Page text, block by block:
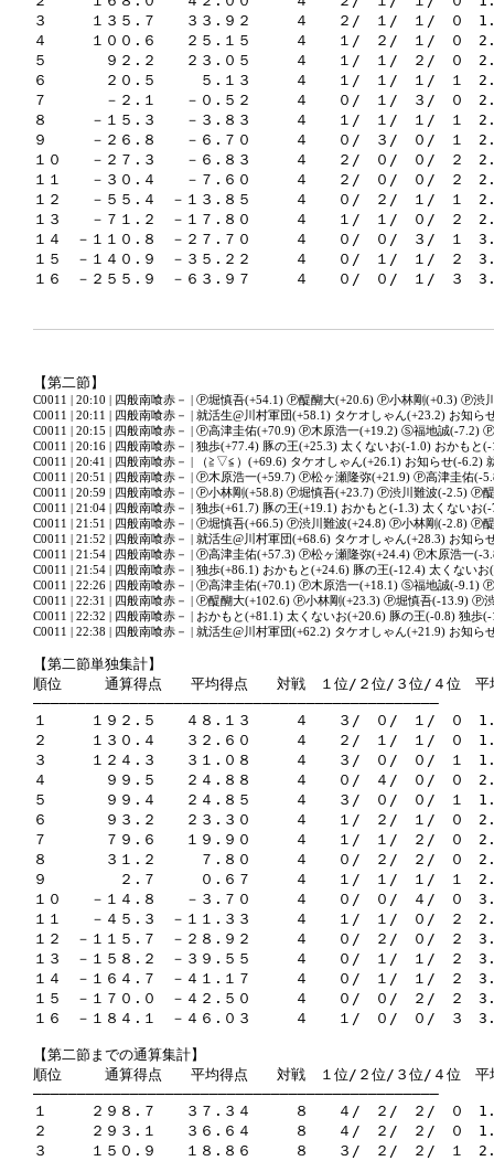
３　　　１３５.７　　３３.９２　　　４　　２/　１/　１/　０　
４　　　１００.６　　２５.１５　　　４　　１/　２/　１/　０　
５　　　　９２.２　　２３.０５　　　４　　１/　１/　２/　０　
６　　　　２０.５　　　５.１３　　　４　　１/　１/　１/　１　
７　　　　－２.１　　－０.５２　　　４　　０/　１/　３/　０　
８　　　－１５.３　　－３.８３　　　４　　１/　１/　１/　１　
９　　　－２６.８　　－６.７０　　　４　　０/　３/　０/　１　
１０　　－２７.３　　－６.８３　　　４　　２/　０/　０/　２　
１１　　－３０.４　　－７.６０　　　４　　２/　０/　０/　２　
１２　　－５５.４　－１３.８５　　　４　　０/　２/　１/　１　
１３　　－７１.２　－１７.８０　　　４　　１/　１/　０/　２　
１４　－１１０.８　－２７.７０　　　４　　０/　０/　３/　１　
１５　－１４０.９　－３５.２２　　　４　　０/　１/　１/　２　
【第二節】
C0011 | 20:10 | 四般南喰赤－ | Ⓟ堀慎吾(+54.1) Ⓟ醍醐大(+20.6) Ⓟ小林剛(+0.3) Ⓟ渋
C0011 | 20:11 | 四般南喰赤－ | 就活生@川村軍団(+58.1) タケオしゃん(+23.2) お知
C0011 | 20:15 | 四般南喰赤－ | Ⓟ高津圭佑(+70.9) Ⓟ木原浩一(+19.2) Ⓢ福地誠(-7.2)
C0011 | 20:16 | 四般南喰赤－ | 独歩(+77.4) 豚の王(+25.3) 太くないお(-1.0) おかもと
C0011 | 20:41 | 四般南喰赤－ | （≧▽≦）(+69.6) タケオしゃん(+26.1) お知らせ(-6.2)
C0011 | 20:51 | 四般南喰赤－ | Ⓟ木原浩一(+59.7) Ⓟ松ヶ瀬隆弥(+21.9) Ⓟ高津圭佑(-
C0011 | 20:59 | 四般南喰赤－ | Ⓟ小林剛(+58.8) Ⓟ堀慎吾(+23.7) Ⓟ渋川難波(-2.5) Ⓟ
C0011 | 21:04 | 四般南喰赤－ | 独歩(+61.7) 豚の王(+19.1) おかもと(-1.3) 太くないお(-
C0011 | 21:51 | 四般南喰赤－ | Ⓟ堀慎吾(+66.5) Ⓟ渋川難波(+24.8) Ⓟ小林剛(-2.8) Ⓟ
C0011 | 21:52 | 四般南喰赤－ | 就活生@川村軍団(+68.6) タケオしゃん(+28.3) お知
C0011 | 21:54 | 四般南喰赤－ | Ⓟ高津圭佑(+57.3) Ⓟ松ヶ瀬隆弥(+24.4) Ⓟ木原浩一(-
C0011 | 21:54 | 四般南喰赤－ | 独歩(+86.1) おかもと(+24.6) 豚の王(-12.4) 太くないお
C0011 | 22:26 | 四般南喰赤－ | Ⓟ高津圭佑(+70.1) Ⓟ木原浩一(+18.1) Ⓢ福地誠(-9.1)
C0011 | 22:31 | 四般南喰赤－ | Ⓟ醍醐大(+102.6) Ⓟ小林剛(+23.3) Ⓟ堀慎吾(-13.9) Ⓟ
C0011 | 22:32 | 四般南喰赤－ | おかもと(+81.1) 太くないお(+20.6) 豚の王(-0.8) 独歩
C0011 | 22:38 | 四般南喰赤－ | 就活生@川村軍団(+62.2) タケオしゃん(+21.9) お知
【第二節単独集計】
順位　　　通算得点　　平均得点　　対戦　１位/２位/３位/４位　平
――――――――――――――――――――――――――――――――――――――――――――――
１　　　１９２.５　　４８.１３　　　４　　３/　０/　１/　０　
２　　　１３０.４　　３２.６０　　　４　　２/　１/　１/　０　
３　　　１２４.３　　３１.０８　　　４　　３/　０/　０/　１　
４　　　　９９.５　　２４.８８　　　４　　０/　４/　０/　０　
５　　　　９９.４　　２４.８５　　　４　　３/　０/　０/　１　
６　　　　９３.２　　２３.３０　　　４　　１/　２/　１/　０　
７　　　　７９.６　　１９.９０　　　４　　１/　１/　２/　０　
８　　　　３１.２　　　７.８０　　　４　　０/　２/　２/　０　
９　　　　　２.７　　　０.６７　　　４　　１/　１/　１/　１　
１０　　－１４.８　　－３.７０　　　４　　０/　０/　４/　０　
１１　　－４５.３　－１１.３３　　　４　　１/　１/　０/　２　
１２　－１１５.７　－２８.９２　　　４　　０/　２/　０/　２　
１３　－１５８.２　－３９.５５　　　４　　０/　１/　１/　２　
１４　－１６４.７　－４１.１７　　　４　　０/　１/　１/　２　
１５　－１７０.０　－４２.５０　　　４　　０/　０/　２/　２　
１６　－１８４.１　－４６.０３　　　４　　１/　０/　０/　３　
【第二節までの通算集計】
順位　　　通算得点　　平均得点　　対戦　１位/２位/３位/４位　平
――――――――――――――――――――――――――――――――――――――――――――――
１　　　２９８.７　　３７.３４　　　８　　４/　２/　２/　０　
２　　　２９３.１　　３６.６４　　　８　　４/　２/　２/　０　
３　　　１５０.９　　１８.８６　　　８　　３/　２/　２/　１　